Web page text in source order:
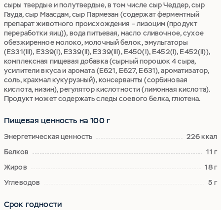
сыры твердые и полутвердые, в том числе сыр Чеддер, сыр
Гауда, сыр Маасдам, сыр Пармезан (содержат ферментный
препарат животного происхождения – лизоцим (продукт
переработки яиц)), вода питьевая, масло сливочное, сухое
обезжиренное молоко, молочный белок, эмульгаторы
(Е331(iii), Е339(i), Е339(ii), Е339(iii), Е450(i), E452(i), Е452(ii)),
комплексная пищевая добавка (сырный порошок 4 сыра,
усилители вкуса и аромата (E621, E627, E631), ароматизатор,
соль, крахмал кукурузный), консерванты (сорбиновая
кислота, низин), регулятор кислотности (лимонная кислота).
Продукт может содержать следы соевого белка, глютена.
Пищевая ценность на 100 г
Энергетическая ценность
226 ккал
Белков
11 г
Жиров
18 г
Углеводов
5 г
Срок годности